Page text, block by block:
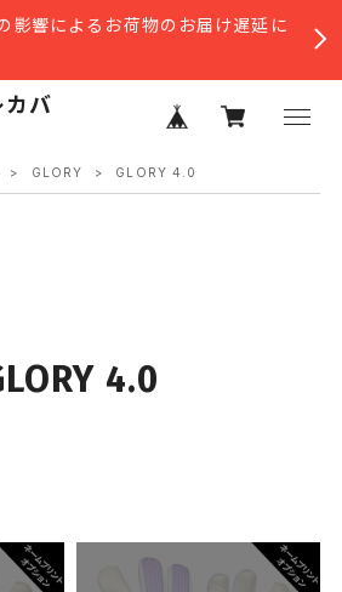
影響によるお荷物のお届け遅延に
カバ
GLORY GLORY 4.0
4.0